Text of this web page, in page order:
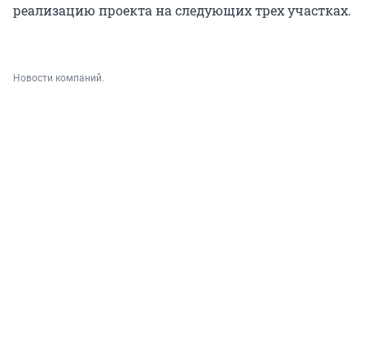
реализацию проекта на следующих трех участках.
Новости компаний.